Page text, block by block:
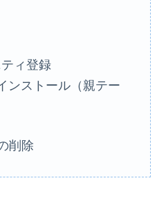
ィ登録
ンストール（親テー
削除